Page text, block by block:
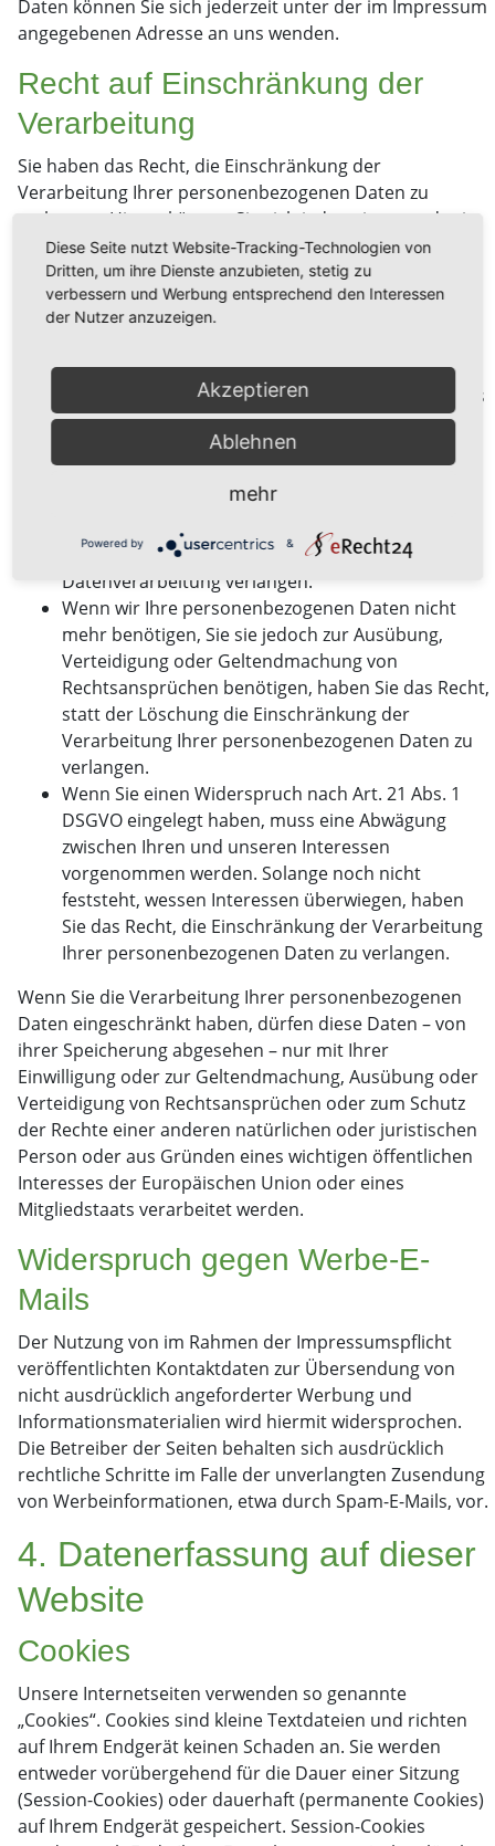
Daten können Sie sich jederzeit unter der im Impressum
angegebenen Adresse an uns wenden.
Recht auf Einschränkung der
Verarbeitung
Sie haben das Recht, die Einschränkung der
Verarbeitung Ihrer personenbezogenen Daten zu
verlangen. Hierzu können Sie sich jederzeit unter der im
Impressum angegebenen Adresse an uns wenden. Das
Recht auf Einschränkung der Verarbeitung besteht in
folgenden Fällen:
gespeicherten personenbezogenen Daten
bestreiten, benötigen wir in der Regel Zeit, um dies
zu überprüfen. Für die Dauer der Prüfung haben
Sie das Recht, die Einschränkung der Verarbeitung
Wenn die Verarbeitung Ihrer personenbezogenen
Daten unrechtmäßig geschah/geschieht, können
Sie statt der Löschung die Einschränkung der
Datenverarbeitung verlangen.
Wenn wir Ihre personenbezogenen Daten nicht
mehr benötigen, Sie sie jedoch zur Ausübung,
Verteidigung oder Geltendmachung von
Rechtsansprüchen benötigen, haben Sie das Recht,
statt der Löschung die Einschränkung der
Verarbeitung Ihrer personenbezogenen Daten zu
verlangen.
Wenn Sie einen Widerspruch nach Art. 21 Abs. 1
DSGVO eingelegt haben, muss eine Abwägung
zwischen Ihren und unseren Interessen
vorgenommen werden. Solange noch nicht
feststeht, wessen Interessen überwiegen, haben
Sie das Recht, die Einschränkung der Verarbeitung
Ihrer personenbezogenen Daten zu verlangen.
Wenn Sie die Verarbeitung Ihrer personenbezogenen
Daten eingeschränkt haben, dürfen diese Daten – von
ihrer Speicherung abgesehen – nur mit Ihrer
Einwilligung oder zur Geltendmachung, Ausübung oder
Verteidigung von Rechtsansprüchen oder zum Schutz
der Rechte einer anderen natürlichen oder juristischen
Person oder aus Gründen eines wichtigen öffentlichen
Interesses der Europäischen Union oder eines
Mitgliedstaats verarbeitet werden.
Widerspruch gegen Werbe-E-
Mails
Der Nutzung von im Rahmen der Impressumspflicht
veröffentlichten Kontaktdaten zur Übersendung von
nicht ausdrücklich angeforderter Werbung und
Informationsmaterialien wird hiermit widersprochen.
Die Betreiber der Seiten behalten sich ausdrücklich
rechtliche Schritte im Falle der unverlangten Zusendung
von Werbeinformationen, etwa durch Spam-E-Mails, vor.
4. Datenerfassung auf dieser
Website
Cookies
Unsere Internetseiten verwenden so genannte
„Cookies“. Cookies sind kleine Textdateien und richten
auf Ihrem Endgerät keinen Schaden an. Sie werden
entweder vorübergehend für die Dauer einer Sitzung
(Session-Cookies) oder dauerhaft (permanente Cookies)
auf Ihrem Endgerät gespeichert. Session-Cookies
Diese Seite nutzt Website-Tracking-Technologien von
Dritten, um ihre Dienste anzubieten, stetig zu
verbessern und Werbung entsprechend den Interessen
der Nutzer anzuzeigen.
Akzeptieren
Ablehnen
mehr
Powered by &